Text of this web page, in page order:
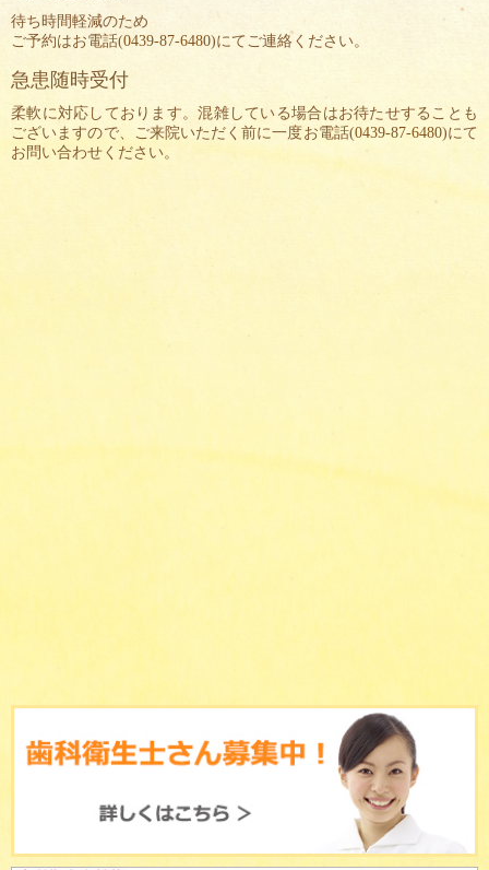
待ち時間軽減のため
ご予約はお電話(0439-87-6480)にてご連絡ください。
急患随時受付
柔軟に対応しております。混雑している場合はお待たせすることも
ございますので、ご来院いただく前に一度お電話(0439-87-6480)にて
お問い合わせください。